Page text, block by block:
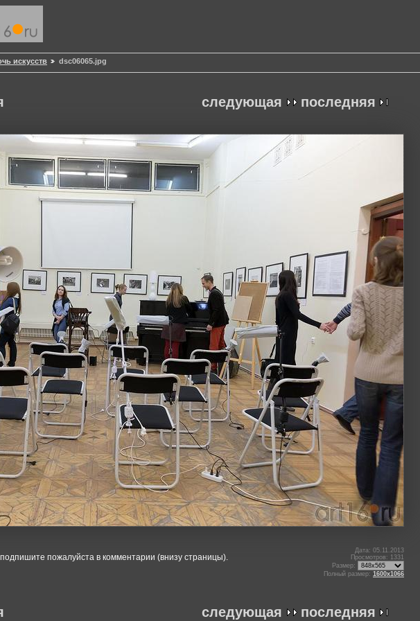
искусств dsc06065.jpg
следующая последняя
пожалуйста в комментарии (внизу страницы).
Дата: 05.11.2013
Просмотров: 1331
Размер:
Полный размер: 1600x1066
следующая последняя